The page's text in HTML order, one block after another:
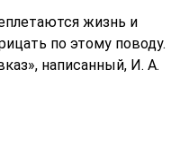
жизнь и
по этому поводу.
написанный, И. А.